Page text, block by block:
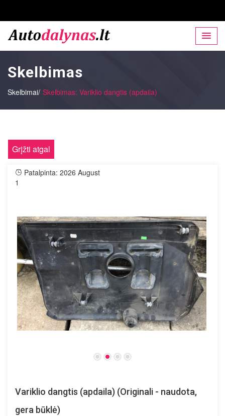
Skelbimas
Skelbimai/ Skelbimas: Variklio dangtis (apdaila)
Grįžti atgal
Patalpinta: 2026 August
1
Variklio dangtis (apdaila) (Originali - naudota,
gera būklė)